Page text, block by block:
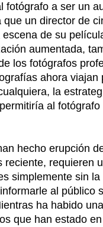
fotógrafo a ser un
que un director de
de su
aumentada,
los fotógrafos
ahora viajan
la
al
hecho erupción
requieren
simplemente sin
al público
ha habido
que han estado